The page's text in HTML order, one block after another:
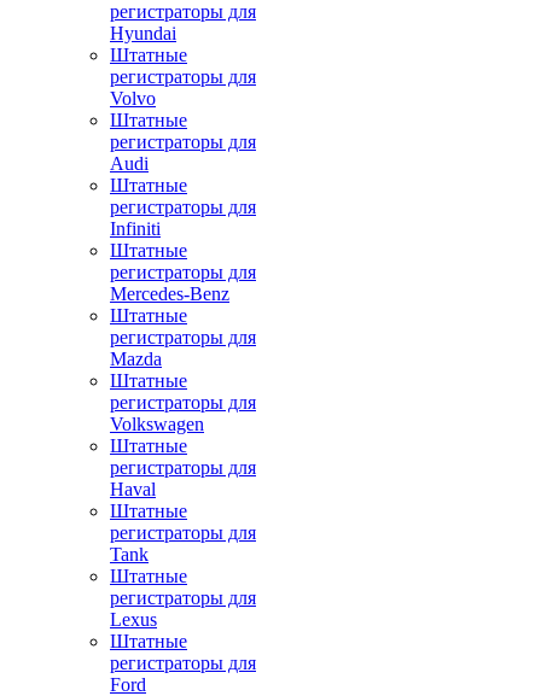
регистраторы для
Hyundai
Штатные
регистраторы для
Volvo
Штатные
регистраторы для
Audi
Штатные
регистраторы для
Infiniti
Штатные
регистраторы для
Mercedes-Benz
Штатные
регистраторы для
Mazda
Штатные
регистраторы для
Volkswagen
Штатные
регистраторы для
Haval
Штатные
регистраторы для
Tank
Штатные
регистраторы для
Lexus
Штатные
регистраторы для
Ford